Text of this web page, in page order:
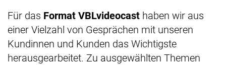
Für das Format VBLvideocast haben wir aus
einer Vielzahl von Gesprächen mit unseren
Kundinnen und Kunden das Wichtigste
herausgearbeitet. Zu ausgewählten Themen